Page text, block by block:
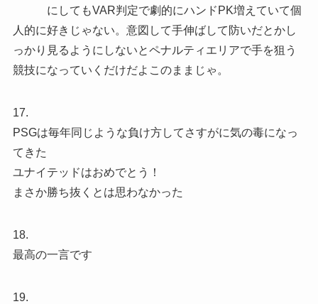
にしてもVAR判定で劇的にハンドPK増えていて個
人的に好きじゃない。意図して手伸ばして防いだとかし
っかり見るようにしないとペナルティエリアで手を狙う
競技になっていくだけだよこのままじゃ。
17.
PSGは毎年同じような負け方してさすがに気の毒になっ
てきた
ユナイテッドはおめでとう！
まさか勝ち抜くとは思わなかった
18.
最高の一言です
19.